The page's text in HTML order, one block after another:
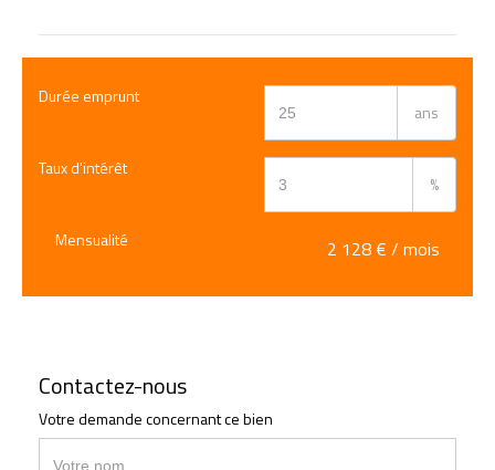
Durée emprunt
ans
Taux d'intérêt
%
Mensualité 2 128€ / mois
Contactez-nous
Votre demande concernant ce bien